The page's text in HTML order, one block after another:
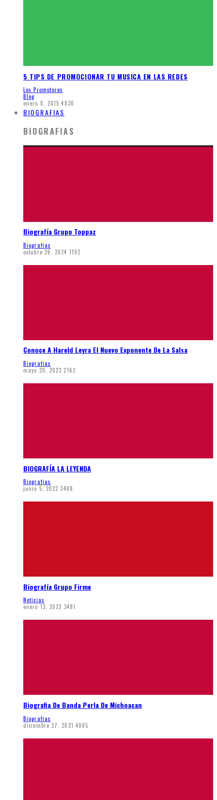
5 TIPS DE PROMOCIONAR TU MUSICA EN LAS REDES
Los Promotores
Blog
enero 8, 2015 4830
BIOGRAFIAS
BIOGRAFIAS
Biografía Grupo Toppaz
Biografias
octubre 26, 2024 1192
Conoce A Hareld Leyra El Nuevo Exponente De La Salsa
Biografias
mayo 20, 2023 2162
BIOGRAFÍA LA LEYENDA
Biografias
junio 5, 2022 3408
Biografía Grupo Firme
Noticias
enero 13, 2022 3491
Biografia De Banda Perla De Michoacan
Biografias
diciembre 27, 2021 4005